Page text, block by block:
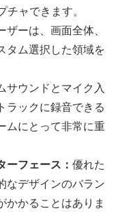
ャできます。
ザーは、画面全体、
タム選択した領域を
サウンドとマイク入
ラックに録音できる
ムにとって非常に重
ーフェース： 優れた
なデザインのバラン
かかることはありま